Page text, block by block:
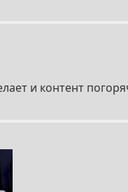
и контент